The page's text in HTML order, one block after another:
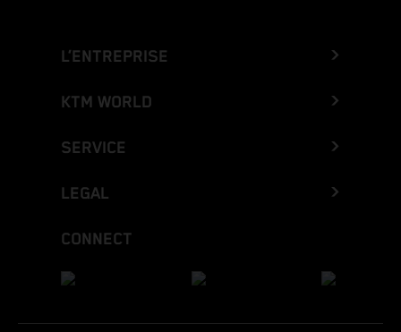
L’ENTREPRISE
KTM WORLD
SERVICE
LEGAL
CONNECT